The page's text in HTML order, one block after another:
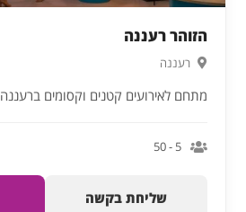
הזוהר רעננה
רעננה
מתחם לאירועים קטנים וקסומים ברעננה
5 - 50
שליחת בקשה